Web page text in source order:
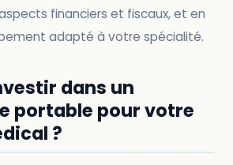
financiers et fiscaux, et en
adapté à votre spécialité.
dans un
portable pour votre
?